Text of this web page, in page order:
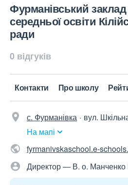
Фурманівський заклад
середньої освіти
ради
0 відгуків
Контакти Про школу
с. Фурманівка
вул.
На мапі
fyrmanivskaschool.e-
Директор — В. о. Манченко